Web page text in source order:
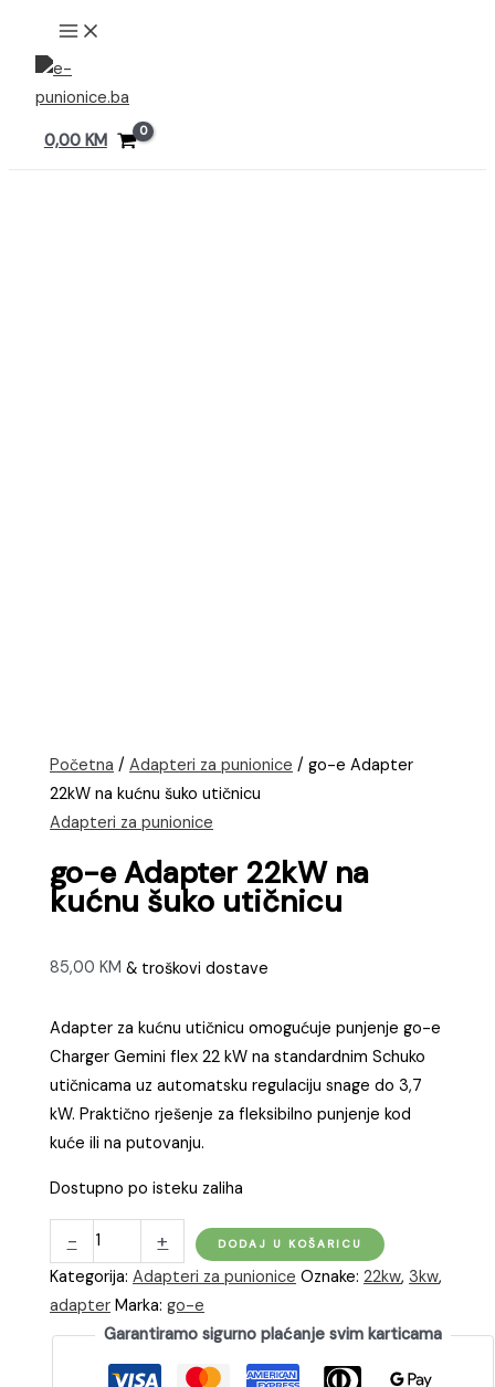
Preskoči
sadržaj
MAIN
MENU
0,00 KM
Početna /Adapteri za punionice / go-e Adapter
22kW na kućnu šuko utičnicu
Adapteri za punionice
go-e Adapter 22kW na
kućnu šuko utičnicu
85,00KM & troškovi dostave
Adapter za kućnu utičnicu omogućuje punjenje go-e
Charger Gemini flex 22 kW na standardnim Schuko
utičnicama uz automatsku regulaciju snage do 3,7
kW. Praktično rješenje za fleksibilno punjenje kod
kuće ili na putovanju.
Dostupno po isteku zaliha
-
e
Adapter
22kW
+ DODAJ U KOŠARICU
Kategorija:Adapteri za punionice Oznake:22kw, 3kw,
adapter Marka:go-e
Garantiramo sigurno plaćanje svim karticama